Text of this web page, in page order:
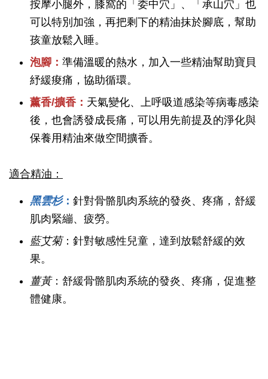
按摩小腿外，膝窩的「委中穴」、「承山穴」也
可以特別加強，再把剩下的精油抹於腳底，幫助
孩童放鬆入睡。
泡腳： 準備溫暖的熱水，加入一些精油幫助寶貝
紓緩痠痛，協助循環。
薰香/擴香： 天氣變化、上呼吸道感染等病毒感染
後，也會誘發成長痛，可以用先前提及的淨化與
保養用精油來做空間擴香。
適合精油：
黑雲杉： 針對骨骼肌肉系統的發炎、疼痛，舒緩
肌肉緊繃、疲勞。
藍艾菊：針對敏感性兒童，達到放鬆舒緩的效
果。
薑黃：舒緩骨骼肌肉系統的發炎、疼痛，促進整
體健康。